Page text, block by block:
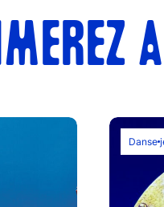
Danse